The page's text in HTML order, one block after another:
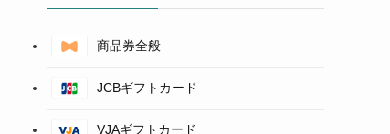
商品券全般
JCBギフトカード
VJAギフトカード